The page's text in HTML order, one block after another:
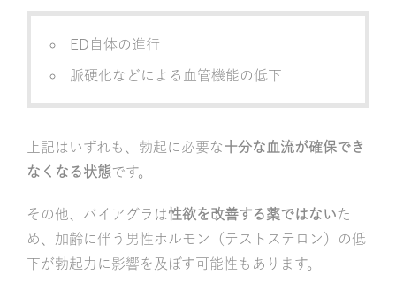
ED自体の進行
脈硬化などによる血管機能の低下
上記はいずれも、勃起に必要な十分な血流が確保でき
なくなる状態です。
その他、バイアグラは性欲を改善する薬ではないた
め、加齢に伴う男性ホルモン（テストステロン）の低
下が勃起力に影響を及ぼす可能性もあります。